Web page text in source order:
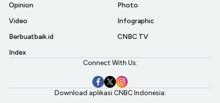
Opinion
Video
Berbuatbaik.id
Index
Photo
Infographic
CNBC TV
Connect With Us:
Download aplikasi CNBC Indonesia: